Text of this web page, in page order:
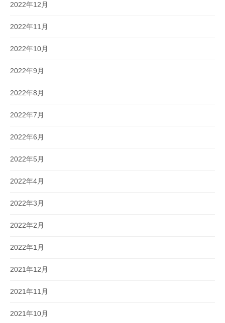
2022年12月
2022年11月
2022年10月
2022年9月
2022年8月
2022年7月
2022年6月
2022年5月
2022年4月
2022年3月
2022年2月
2022年1月
2021年12月
2021年11月
2021年10月